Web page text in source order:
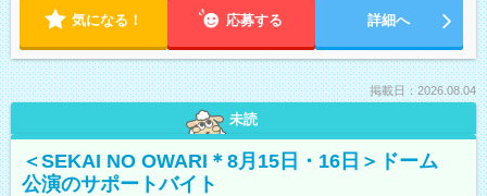
気になる！ 応募する 詳細へ
掲載日：2026.08.04
未読
＜SEKAI NO OWARI＊8月15日・16日＞ドーム
公演のサポートバイト